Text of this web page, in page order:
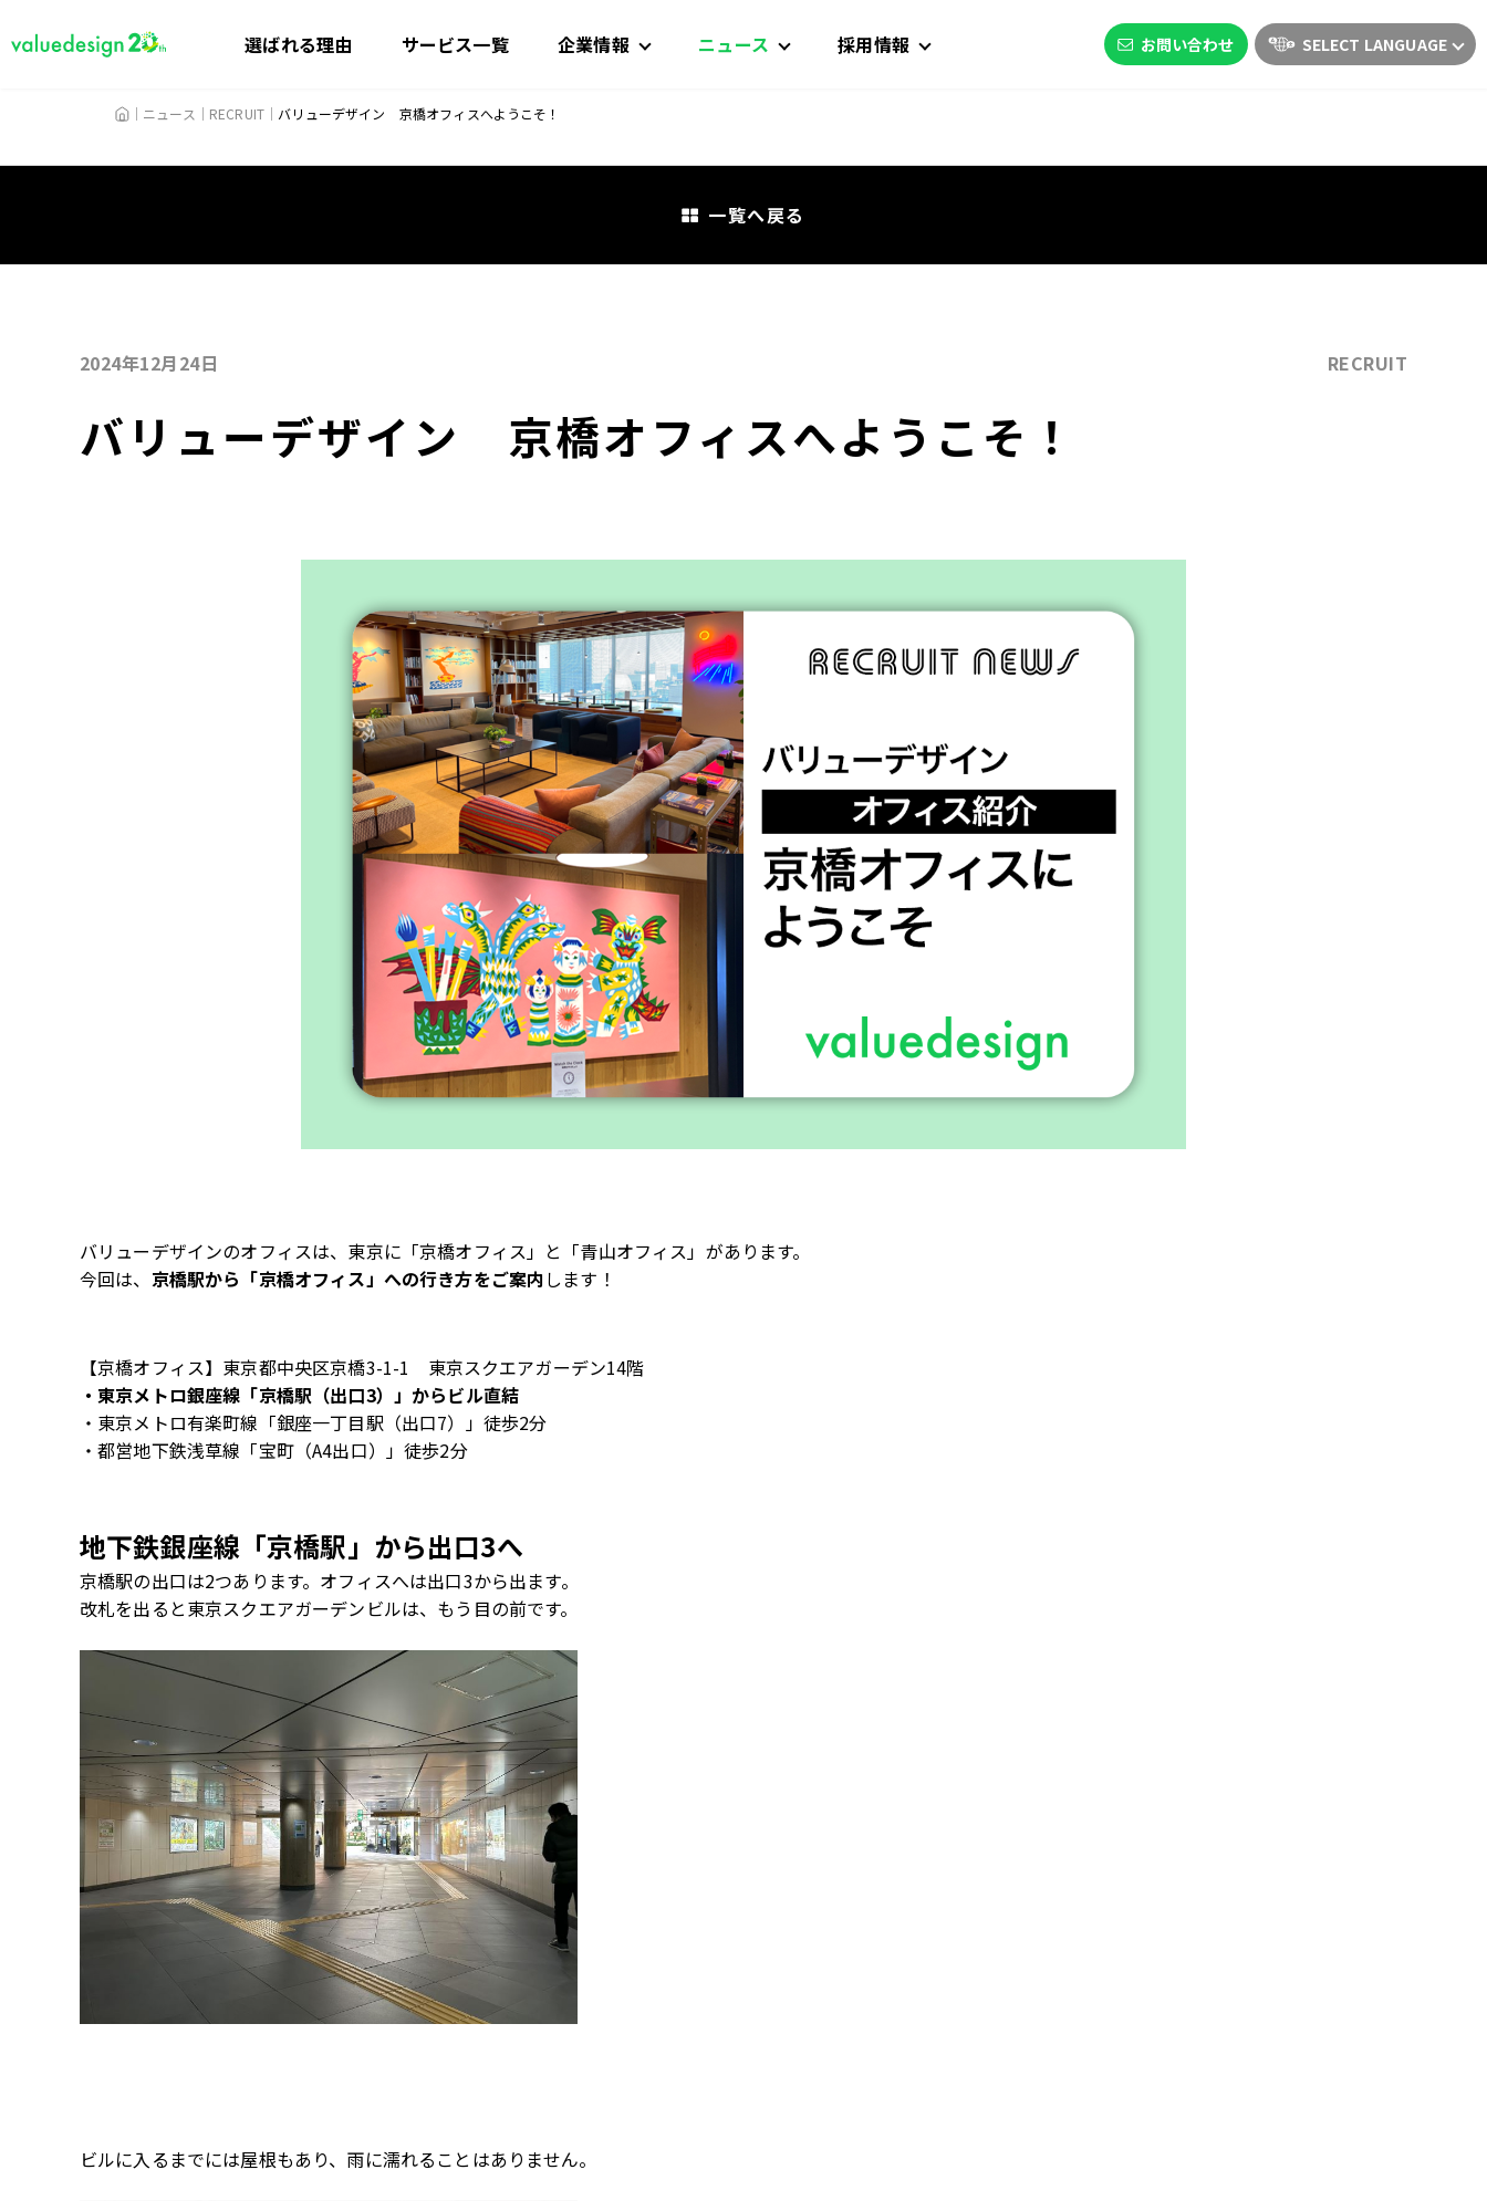
選ばれる理由 サービス一覧 企業情報 ニュース 採用情報 お問い合わせ SELECT LANGUAGE
HOMEニュース RECRUIT バリューデザイン 京橋オフィスへようこそ！
一覧へ戻る
2024年12月24日 RECRUIT
バリューデザイン 京橋オフィスへようこそ！
バリューデザインのオフィスは、東京に「京橋オフィス」と「青山オフィス」があります。
今回は、 京橋駅から「京橋オフィス」への行き方をご案内 します！
【京橋オフィス】東京都中央区京橋3-1-1 東京スクエアガーデン14階
・東京メトロ銀座線「京橋駅（出口3）」からビル直結
・東京メトロ有楽町線「銀座一丁目駅（出口7）」徒歩2分
・都営地下鉄浅草線「宝町（A4出口）」徒歩2分
地下鉄銀座線「京橋駅」から出口3へ
京橋駅の出口は2つあります。オフィスへは出口3から出ます。
改札を出ると東京スクエアガーデンビルは、もう目の前です。
ビルに入るまでには屋根もあり、雨に濡れることはありません。